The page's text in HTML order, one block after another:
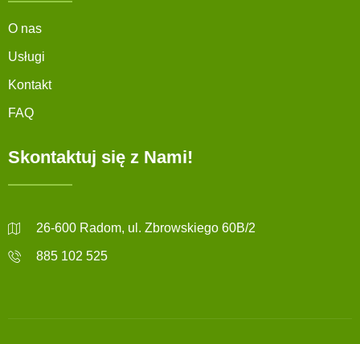
O nas
Usługi
Kontakt
FAQ
Skontaktuj się z Nami!
26-600 Radom, ul. Zbrowskiego 60B/2
885 102 525